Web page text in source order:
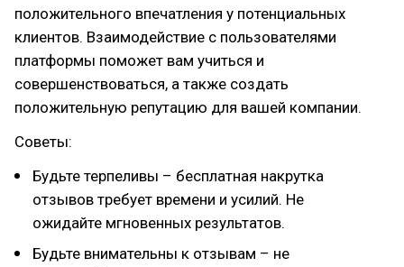
положительного впечатления у потенциальных
клиентов. Взаимодействие с пользователями
платформы поможет вам учиться и
совершенствоваться, а также создать
положительную репутацию для вашей компании.
Советы:
Будьте терпеливы – бесплатная накрутка
отзывов требует времени и усилий. Не
ожидайте мгновенных результатов.
Будьте внимательны к отзывам – не